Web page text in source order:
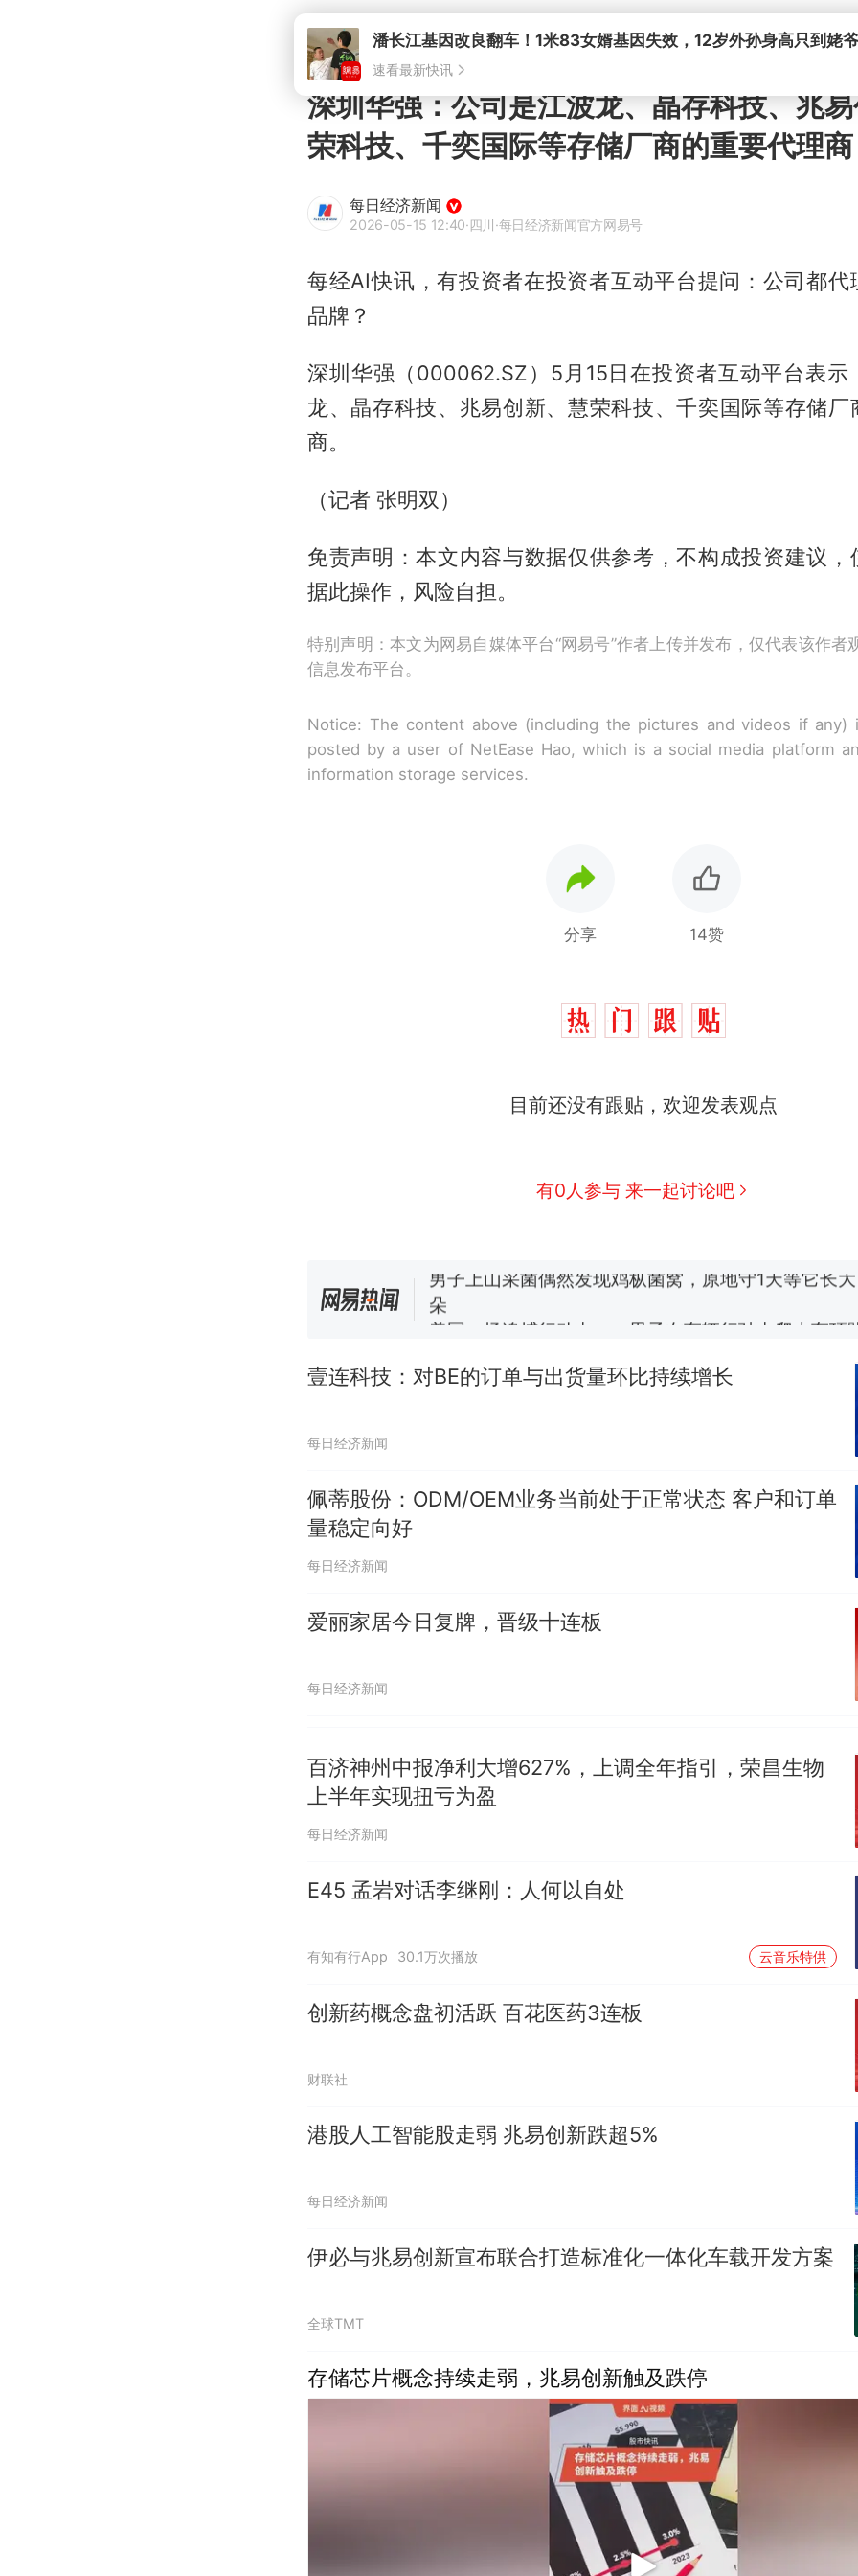
深圳华强：公司是江波龙、晶存科技、兆
荣科技、千奕国际等存储厂商的重要代理商
每日经济新闻
2026-05-15 12:40·四川·每日经济新闻官方网易号
每经AI快讯，有投资者在投资者互动平台提问：公司都代
品牌？
深圳华强（000062.SZ）5月15日在投资者互动平台表示
龙、晶存科技、兆易创新、慧荣科技、千奕国际等存储厂
商。
（记者 张明双）
免责声明：本文内容与数据仅供参考，不构成投资建议，
据此操作，风险自担。
特别声明：本文为网易自媒体平台“网易号”作者上传并发布，仅代表该作者
信息发布平台。
Notice: The content above (including the pictures and videos if any)
posted by a user of NetEase Hao, which is a social media platform
information storage services.
分享 14赞
目前还没有跟贴，欢迎发表观点
有0人参与 来一起讨论吧
费大厨“全国小炒肉大王”称号，仅凭视频评出？中
美国一场追捕行动中，一男子在车辆行驶中爬上车顶
报）
美国渔民钓获鲨鱼徒手将其拽回大海 目击者直呼震惊
西班牙飞地休达边境，摩洛哥士兵搬起大石块投向
壹连科技：对BE的订单与出货量环比持续增长
每日经济新闻
佩蒂股份：ODM/OEM业务当前处于正常状态 客户和订单
量稳定向好
每日经济新闻
爱丽家居今日复牌，晋级十连板
每日经济新闻
百济神州中报净利大增627%，上调全年指引，荣昌生物
上半年实现扭亏为盈
每日经济新闻
E45 孟岩对话李继刚：人何以自处
有知有行App 30.1万次播放 云音乐特供
创新药概念盘初活跃 百花医药3连板
财联社
港股人工智能股走弱 兆易创新跌超5%
每日经济新闻
伊必与兆易创新宣布联合打造标准化一体化车载开发方案
全球TMT
存储芯片概念持续走弱，兆易创新触及跌停